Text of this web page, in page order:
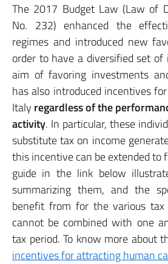
The 2017 Budget Law (Law of
No. 232) enhanced the
regimes and introduced new
order to have a diversified set
aim of favoring investments
has also introduced incentives
Italy regardless of the
activity. In particular, these
substitute tax on income
this incentive can be extended to
guide in the link below
summarizing them, and the
benefit from for the various tax
cannot be combined with one
tax period. To know more about
incentives for attracting human